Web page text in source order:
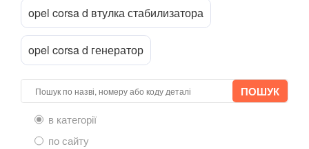
opel corsa d втулка стабилизатора
opel corsa d генератор
в категорії
по сайту